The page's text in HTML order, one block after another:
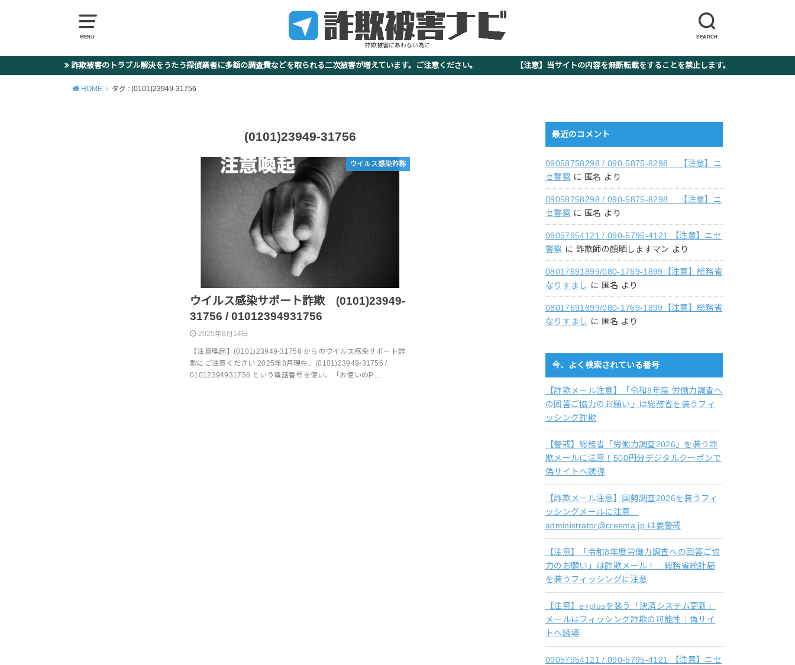
MENU SEARCH
詐欺被害にあわない為に
詐欺被害のトラブル解決をうたう探偵業者に多額の調査費などを取られる二次被害が増えています。ご注意ください。 【注意】当サイトの内容を無断転載をすることを禁止します。
HOME タグ : (0101)23949-31756
(0101)23949-31756
ウイルス感染詐称
ウイルス感染サポート詐欺 (0101)23949-
31756 / 01012394931756
2025年8月14日
【注意喚起】(0101)23949-31756 からのウイルス感染サポート詐
欺にご注意ください 2025年8月現在、(0101)23949-31756 /
01012394931756 という電話番号を使い、「お使いのP…
最近のコメント
09058758298 / 090-5875-8298 【注意】ニ
セ警察 に 匿名 より
09058758298 / 090-5875-8298 【注意】ニ
セ警察 に 匿名 より
09057954121 / 090-5795-4121 【注意】ニセ
警察 に 詐欺師の顔晒しますマン より
08017691899/080-1769-1899【注意】総務省
なりすまし に 匿名 より
08017691899/080-1769-1899【注意】総務省
なりすまし に 匿名 より
今、よく検索されている番号
【詐欺メール注意】「令和8年度 労働力調査へ
の回答ご協力のお願い」は総務省を装うフィ
ッシング詐欺
【警戒】総務省「労働力調査2026」を装う詐
欺メールに注意！500円分デジタルクーポンで
偽サイトへ誘導
【詐欺メール注意】国勢調査2026を装うフィ
ッシングメールに注意
administrator@creema.jp は要警戒
【注意】「令和8年度労働力調査への回答ご協
力のお願い」は詐欺メール！ 総務省統計局
を装うフィッシングに注意
【注意】e+plusを装う「決済システム更新」
メールはフィッシング詐欺の可能性｜偽サイ
トへ誘導
09057954121 / 090-5795-4121 【注意】ニセ